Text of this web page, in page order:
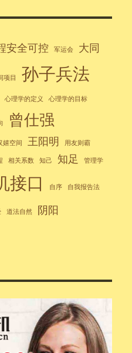
安全可控 军运会
大同
项目 孙子兵法
心理学的定义 心理学的目标
曾仕强
嬉空间 王阳明 用友则霸
相关系数 知己 知足 管理学
接口 自序 自我报告法
道法自然 阴阳